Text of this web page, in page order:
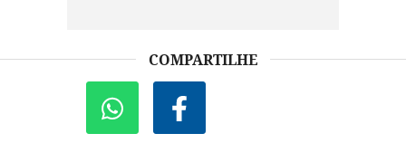
COMPARTILHE